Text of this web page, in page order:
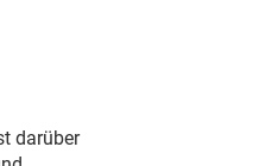
darüber